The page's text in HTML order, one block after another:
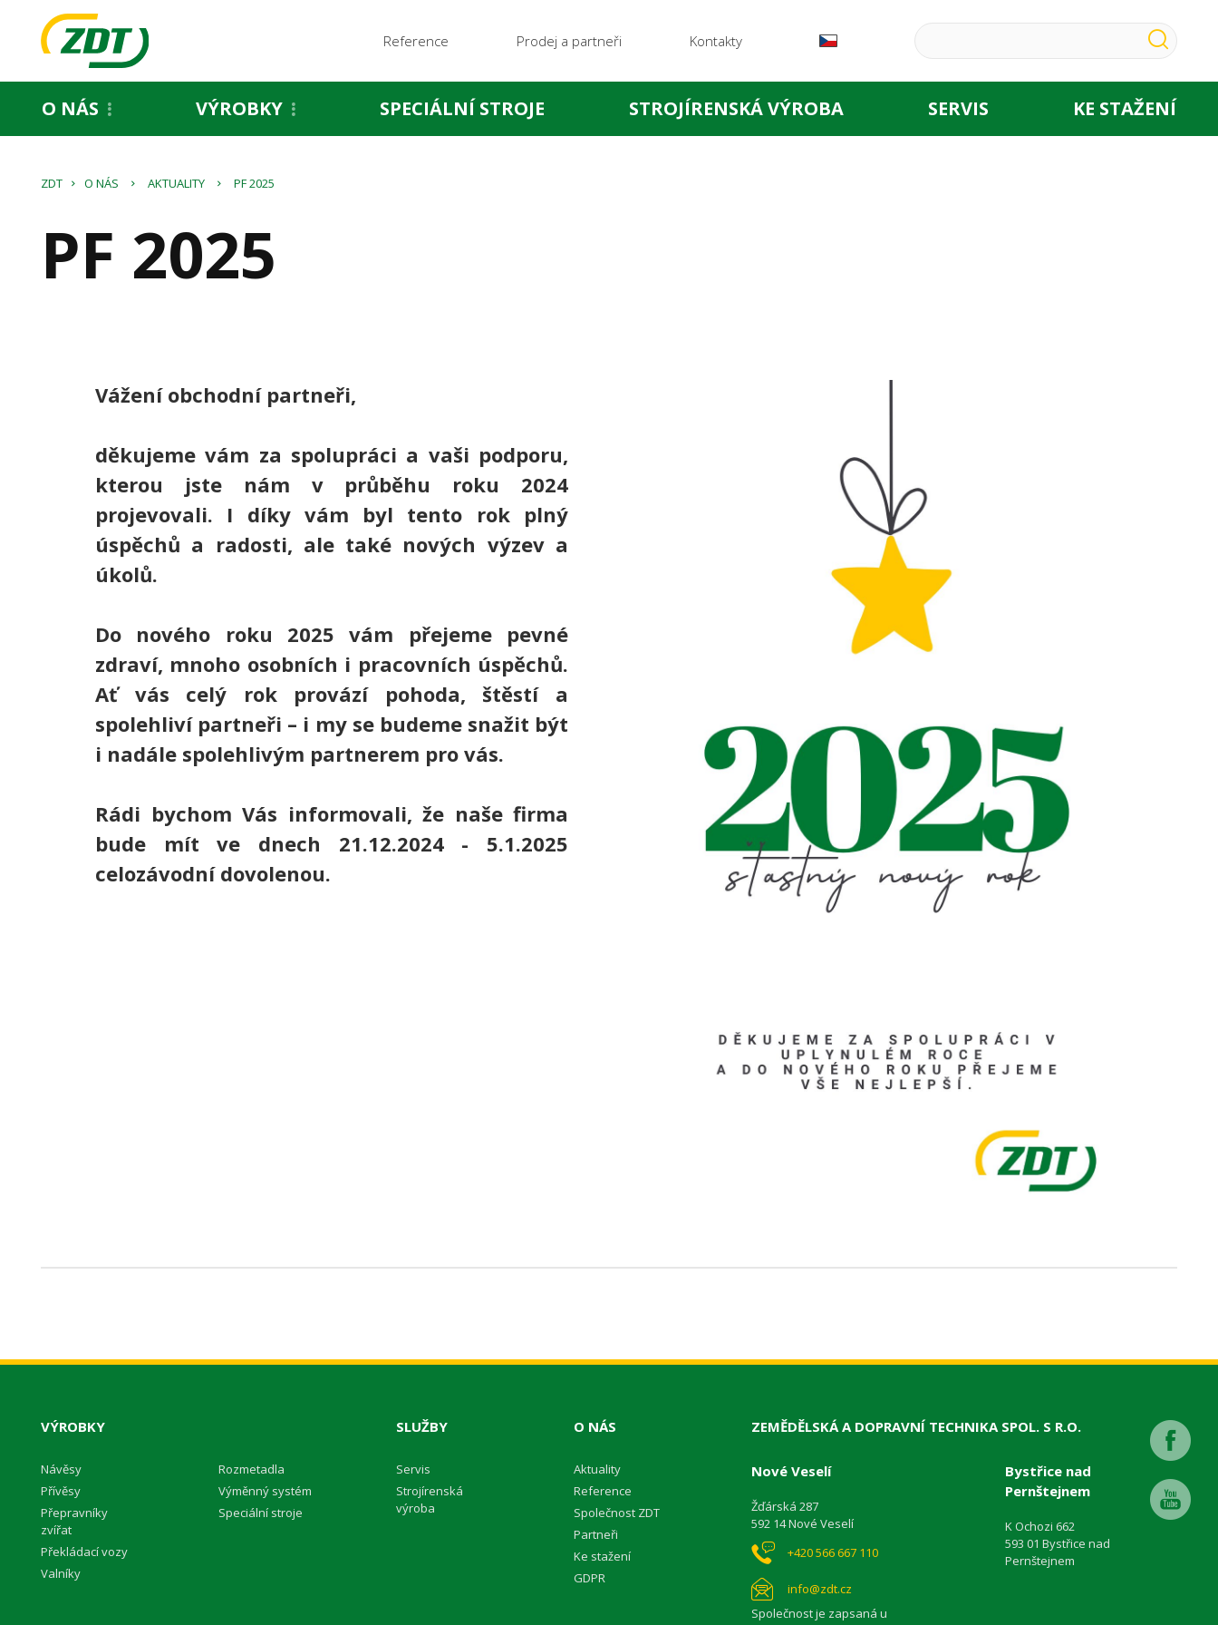
Reference Prodej a partneři Kontakty
O NÁS VÝROBKY SPECIÁLNÍ STROJE STROJÍRENSKÁ VÝROBA SERVIS KE STAŽENÍ
ZDT O NÁS AKTUALITY PF 2025
PF 2025
Vážení obchodní partneři,
děkujeme vám za spolupráci a vaši podporu,
kterou jste nám v průběhu roku 2024
projevovali. I díky vám byl tento rok plný
úspěchů a radosti, ale také nových výzev a
úkolů.
Do nového roku 2025 vám přejeme pevné
zdraví, mnoho osobních i pracovních úspěchů.
Ať vás celý rok provází pohoda, štěstí a
spolehliví partneři – i my se budeme snažit být
i nadále spolehlivým partnerem pro vás.
Rádi bychom Vás informovali, že naše firma
bude mít ve dnech 21.12.2024 - 5.1.2025
celozávodní dovolenou.
VÝROBKY
Návěsy
Přívěsy
Přepravníky
zvířat
Překládací vozy
Valníky
Rozmetadla
Výměnný systém
Speciální stroje
SLUŽBY
Servis
Strojírenská
výroba
O NÁS
Aktuality
Reference
Společnost ZDT
Partneři
Ke stažení
GDPR
ZEMĚDĚLSKÁ A DOPRAVNÍ TECHNIKA SPOL. S R.O.
Nové Veselí
Žďárská 287
592 14 Nové Veselí
+420 566 667 110
info@zdt.cz
Společnost je zapsaná u
Bystřice nad
Pernštejnem
K Ochozi 662
593 01 Bystřice nad
Pernštejnem